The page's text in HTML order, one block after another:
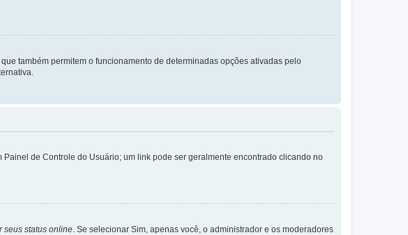
também permitem o funcionamento de determinadas opções ativadas pelo
de Controle do Usuário; um link pode ser geralmente encontrado clicando no
seus status online. Se selecionar Sim, apenas você, o administrador e os moderadores